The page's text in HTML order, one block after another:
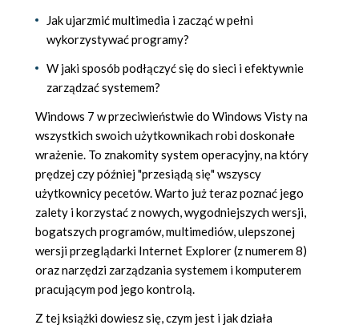
Jak ujarzmić multimedia i zacząć w pełni
wykorzystywać programy?
W jaki sposób podłączyć się do sieci i efektywnie
zarządzać systemem?
Windows 7 w przeciwieństwie do Windows Visty na
wszystkich swoich użytkownikach robi doskonałe
wrażenie. To znakomity system operacyjny, na który
prędzej czy później "przesiądą się" wszyscy
użytkownicy pecetów. Warto już teraz poznać jego
zalety i korzystać z nowych, wygodniejszych wersji,
bogatszych programów, multimediów, ulepszonej
wersji przeglądarki Internet Explorer (z numerem 8)
oraz narzędzi zarządzania systemem i komputerem
pracującym pod jego kontrolą.
Z tej książki dowiesz się, czym jest i jak działa